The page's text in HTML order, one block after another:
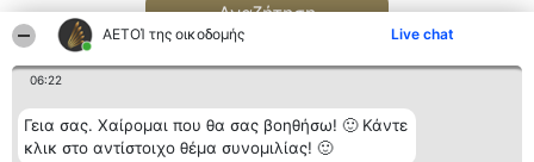
ΑΕΤΟΊ της οικοδομής Live chat
06:22
Γεια σας. Χαίρομαι που θα σας βοηθήσω! 🙂 Κάντε
κλικ στο αντίστοιχο θέμα συνομιλίας! 🙂
Αναζήτηση